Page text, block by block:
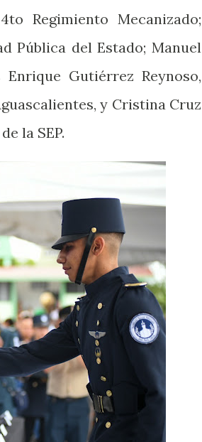
Regimiento Mecanizado;
Pública del Estado; Manuel
Gutiérrez Reynoso,
y Cristina Cruz
la SEP.